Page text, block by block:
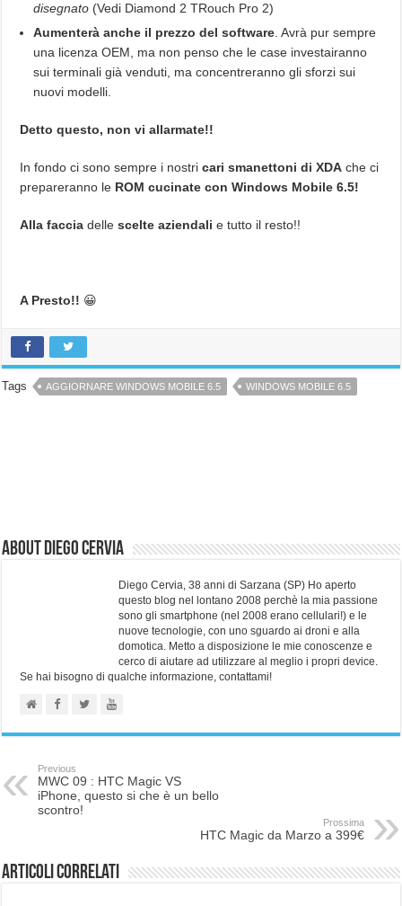
disegnato (Vedi Diamond 2 TRouch Pro 2)
Aumenterà anche il prezzo del software. Avrà pur sempre
una licenza OEM, ma non penso che le case investairanno
sui terminali già venduti, ma concentreranno gli sforzi sui
nuovi modelli.
Detto questo, non vi allarmate!!
In fondo ci sono sempre i nostricari smanettoni di XDA che ci
prepareranno le ROM cucinate con Windows Mobile 6.5!
Alla faccia dellescelte aziendali e tutto il resto!!
A Presto!! 😀
Tags AGGIORNARE WINDOWS MOBILE 6.5 WINDOWS MOBILE 6.5
About Diego Cervia
Diego Cervia, 38 anni di Sarzana (SP) Ho aperto
questo blog nel lontano 2008 perchè la mia passione
sono gli smartphone (nel 2008 erano cellulari!) e le
nuove tecnologie, con uno sguardo ai droni e alla
domotica. Metto a disposizione le mie conoscenze e
cerco di aiutare ad utilizzare al meglio i propri device.
Se hai bisogno di qualche informazione, contattami!
Previous
MWC 09 : HTC Magic VS
iPhone, questo si che è un bello
scontro!
Prossima
HTC Magic da Marzo a 399€
Articoli correlati